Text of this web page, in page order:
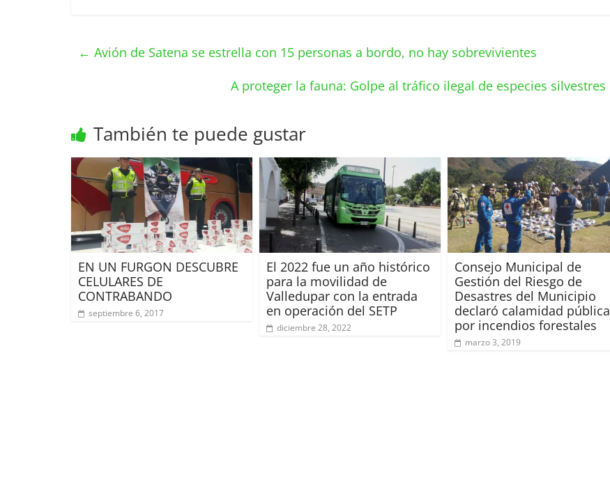
← Avión de Satena se estrella con 15 personas a bordo, no hay sobrevivientes
A proteger la fauna: Golpe al tráfico ilegal de especies silvestres
También te puede gustar
EN UN FURGON DESCUBRE
CELULARES DE
CONTRABANDO
septiembre 6, 2017
El 2022 fue un año histórico
para la movilidad de
Valledupar con la entrada
en operación del SETP
diciembre 28, 2022
Consejo Municipal de
Gestión del Riesgo de
Desastres del Municipio
declaró calamidad pública
por incendios forestales
marzo 3, 2019